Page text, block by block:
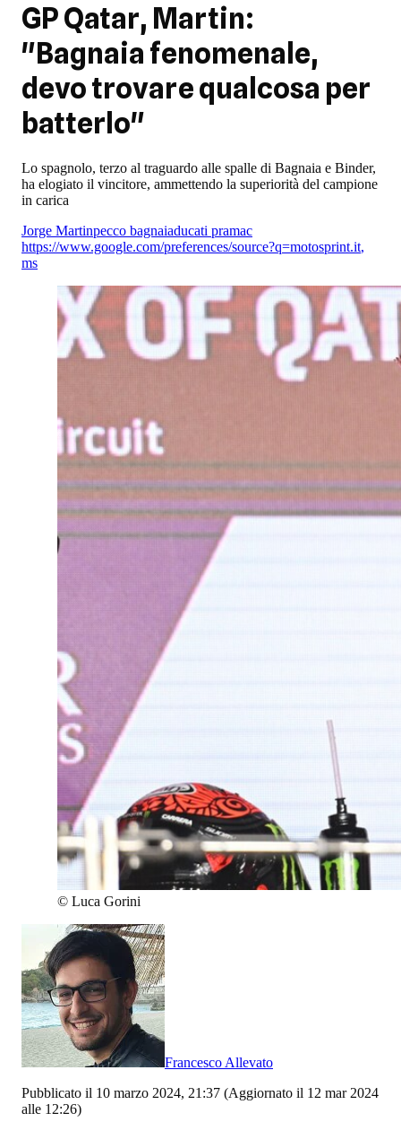
GP Qatar, Martin:
"Bagnaia fenomenale,
devo trovare qualcosa per
batterlo"
Lo spagnolo, terzo al traguardo alle spalle di Bagnaia e Binder,
ha elogiato il vincitore, ammettendo la superiorità del campione
in carica
Jorge Martinpecco bagnaiaducati pramac
https://www.google.com/preferences/source?q=motosprint.it,
ms
© Luca Gorini
Francesco Allevato
Pubblicato il 10 marzo 2024, 21:37 (Aggiornato il 12 mar 2024
alle 12:26)